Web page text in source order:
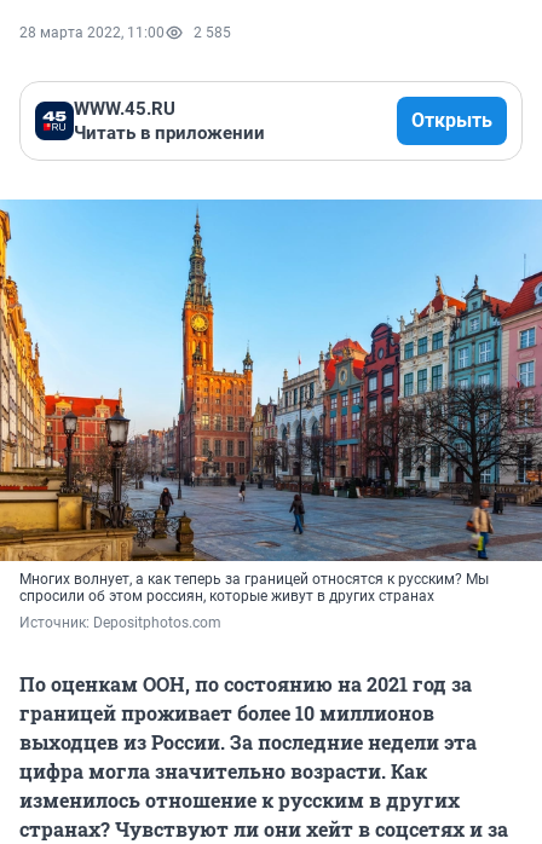
28 марта 2022, 11:00 2 585
WWW.45.RU
Читать в приложении
Открыть
Многих волнует, а как теперь за границей относятся к русским? Мы
спросили об этом россиян, которые живут в других странах
Источник: Depositphotos.com
По оценкам ООН, по состоянию на 2021 год за
границей проживает более 10 миллионов
выходцев из России. За последние недели эта
цифра могла значительно возрасти. Как
изменилось отношение к русским в других
странах? Чувствуют ли они хейт в соцсетях и за